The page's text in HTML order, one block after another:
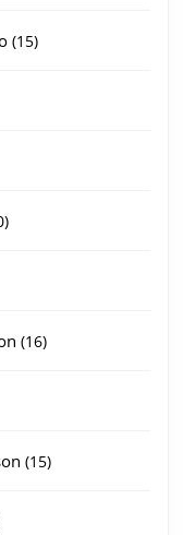
1515
10
1616
1515